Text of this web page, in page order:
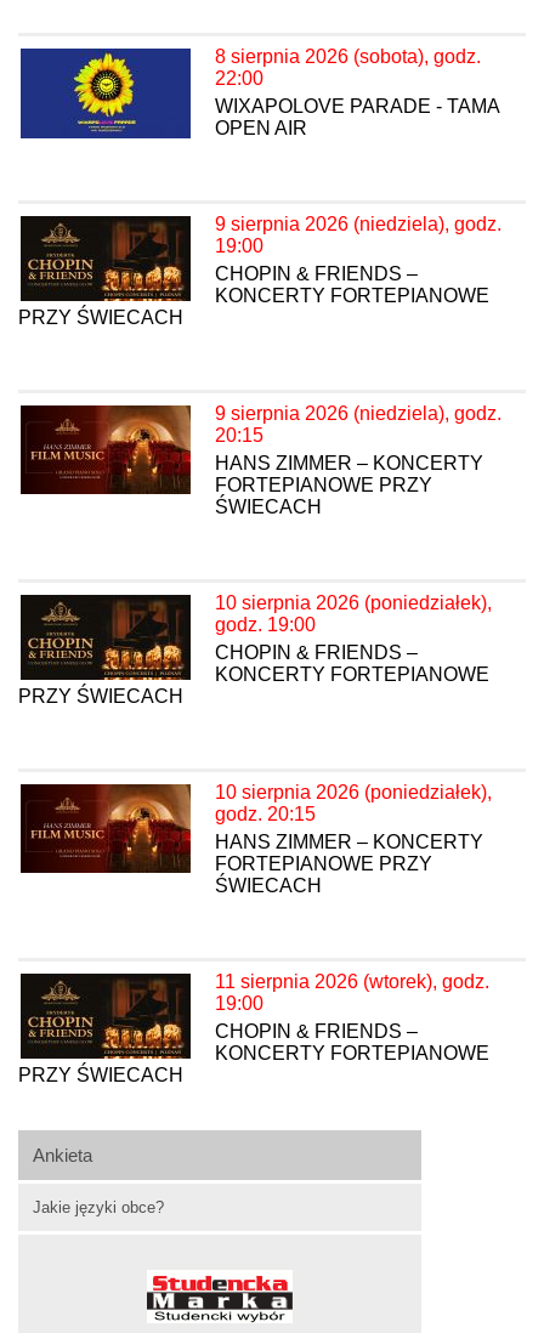
Ankieta
Jakie języki obce?
8 sierpnia 2026 (sobota), godz.
22:00
WIXAPOLOVE PARADE - TAMA
OPEN AIR
9 sierpnia 2026 (niedziela), godz.
19:00
CHOPIN & FRIENDS –
KONCERTY FORTEPIANOWE
PRZY ŚWIECACH
9 sierpnia 2026 (niedziela), godz.
20:15
HANS ZIMMER – KONCERTY
FORTEPIANOWE PRZY
ŚWIECACH
10 sierpnia 2026 (poniedziałek),
godz. 19:00
CHOPIN & FRIENDS –
KONCERTY FORTEPIANOWE
PRZY ŚWIECACH
10 sierpnia 2026 (poniedziałek),
godz. 20:15
HANS ZIMMER – KONCERTY
FORTEPIANOWE PRZY
ŚWIECACH
11 sierpnia 2026 (wtorek), godz.
19:00
CHOPIN & FRIENDS –
KONCERTY FORTEPIANOWE
PRZY ŚWIECACH